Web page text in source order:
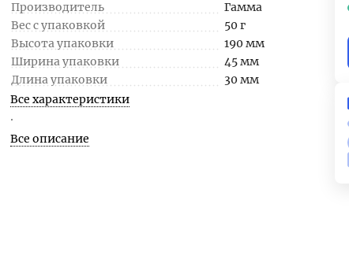
Производитель
Гамма
Вес с упаковкой
50 г
Высота упаковки
190 мм
Ширина упаковки
45 мм
Длина упаковки
30 мм
Все характеристики
.
Все описание